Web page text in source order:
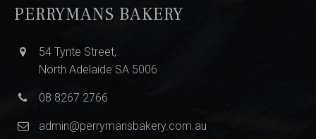
PERRYMANS BAKERY
54 Tynte Street,
North Adelaide SA 5006
08 8267 2766
admin@perrymansbakery.com.au